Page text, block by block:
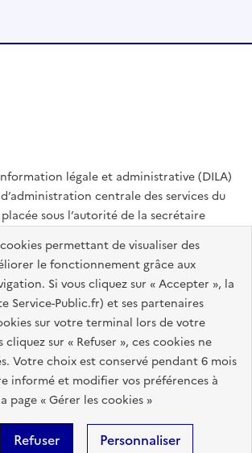
permettant de visualiser des
le fonctionnement grâce aux
Si vous cliquez sur « Accepter », la
Service-Public.fr) et ses partenaires
sur votre terminal lors de votre
cliquez sur « Refuser », ces cookies ne
Votre choix est conservé pendant 6 mois
informé et modifier vos préférences à
page « Gérer les cookies »
Refuser Personnaliser
légale et administrative (DILA)
centrale des services du
sous l’autorité de la secrétaire
nationale.fr
sénat.fr
publiques
du site : partiellement conforme
de la DILA
Mentions légales
Recrutement
et sécurité
Gestion des cookies
tous les contenus de ce site sont sous